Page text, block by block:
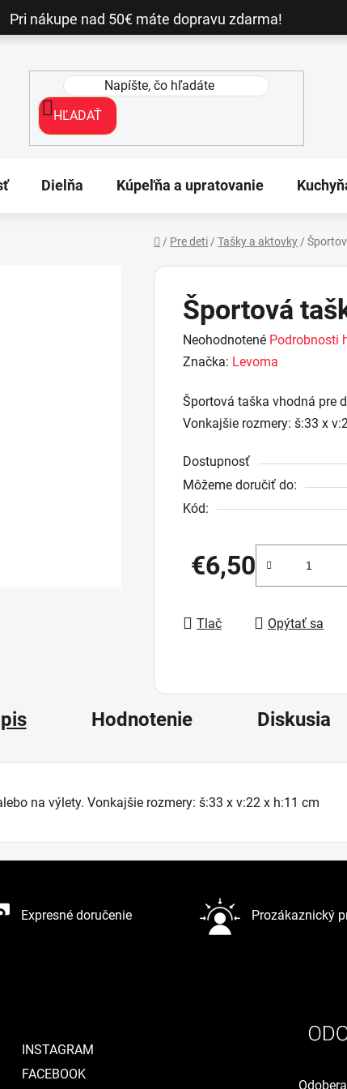
Pri nákupe nad 50€ máte dopravu zdarma!
HĽADAŤ
Dielňa Kúpeľňa a upratovanie
/ Pre deti / Tašky a aktovky /
Športová
Priemerné
hodnotenie
je
0,0
5
hviezdičiek.
Neohodnotené Podrobnosti
Značka: Levoma
Športová taška vhodná pre
Vonkajšie rozmery: š:33 x
Dostupnosť
Môžeme doručiť do:
Kód:
€6,50
Jednotková cena:
Tlač Opýtať sa
Hodnotenie Diskusia
na výlety. Vonkajšie rozmery: š:33 x v:22 x h:11 cm
Expresné doručenie Prozákaznický
INSTAGRAM
FACEBOOK